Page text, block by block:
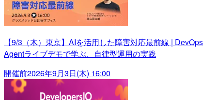
【9/3（木）東京】AIを活用した障害対応最前線 | DevOps
Agentライブデモで学ぶ、自律型運用の実践
開催前2026年9月3日(木) 16:00